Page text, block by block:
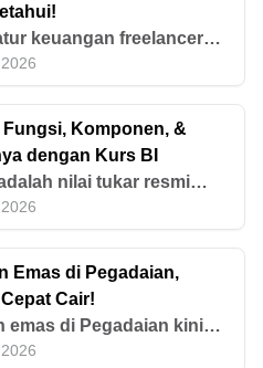
keuangan freelancer
dengan menyusun
pengeluaran, dan
Ketahui selengkapnya
Fungsi, Komponen, &
dengan Kurs BI
nilai tukar resmi
asing dengan Rupiah
pemerintah. Simak
dan komponennya di
Emas di Pegadaian,
Cair!
emas di Pegadaian kini
Simak syarat, cara